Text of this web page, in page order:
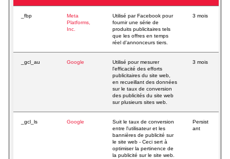
_fbp
Meta
Platforms,
Inc.
Utilisé par Facebook pour
fournir une série de
produits publicitaires tels
que les offres en temps
réel d'annonceurs tiers.
3 mois
_gcl_au Google
Utilisé pour mesurer
l'efficacité des efforts
publicitaires du site web,
en recueillant des données
sur le taux de conversion
des publicités du site web
sur plusieurs sites web.
3 mois
_gcl_ls Google
Suit le taux de conversion
entre l'utilisateur et les
bannières de publicité sur
le site web - Ceci sert à
optimiser la pertinence de
la publicité sur le site web.
Persist
ant